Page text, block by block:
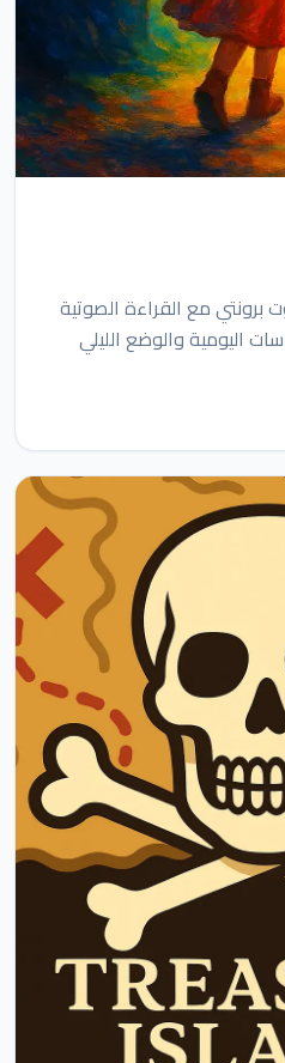
برونتي مع القراءة الصوتية
اليومية والوضع الليلي